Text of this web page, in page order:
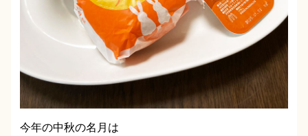
今年の中秋の名月は